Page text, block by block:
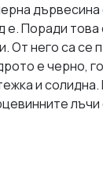
Поради това
От него са се
е черно,
и